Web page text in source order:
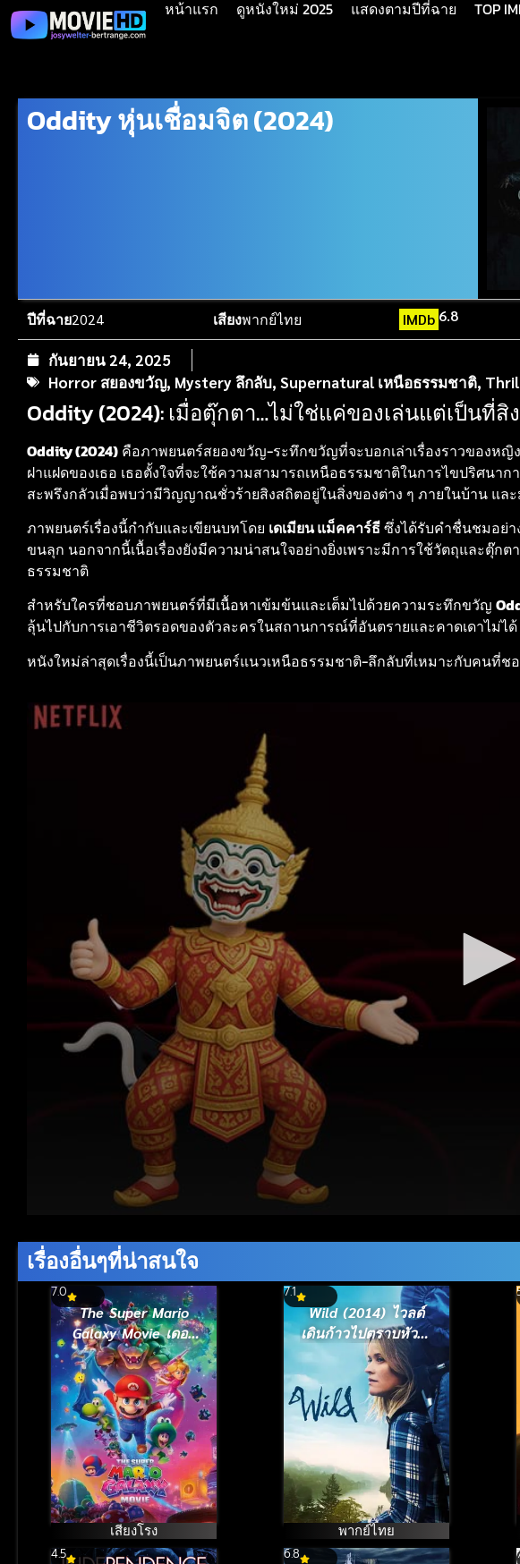
หน้าแรก ดูหนังใหม่ 2025 แสดงตามปีที่ฉาย TOP
Oddity หุ่นเชื่อมจิต (2024)
ปีที่ฉาย2024 เสียงพากย์ไทย IMDb6.8
กันยายน 24, 2025
Horror สยองขวัญ, Mystery ลึกลับ, Supernatural เหนือธรรมชาติ,
Oddity (2024): เมื่อตุ๊กตา…ไม่ใช่แค่ของเล่นแต่เป็นที่
Oddity (2024) คือภาพยนตร์สยองขวัญ-ระทึกขวัญที่จะบอกเล่าเรื่องราวของห
ฝาแฝดของเธอ เธอตั้งใจที่จะใช้ความสามารถเหนือธรรมชาติในการไขปริศน
สะพรึงกลัวเมื่อพบว่ามีวิญญาณชั่วร้ายสิงสถิตอยู่ในสิ่งของต่าง ๆ ภายในบ้าน แล
ภาพยนตร์เรื่องนี้กำกับและเขียนบทโดย เดเมียน แม็คคาร์ธีซึ่งได้รับคำชื่นชมอย่
ขนลุก นอกจากนี้เนื้อเรื่องยังมีความน่าสนใจอย่างยิ่งเพราะมีการใช้วัตถุและตุ๊ก
ธรรมชาติ
สำหรับใครที่ชอบภาพยนตร์ที่มีเนื้อหาเข้มข้นและเต็มไปด้วยความระทึกขวัญ
ลุ้นไปกับการเอาชีวิตรอดของตัวละครในสถานการณ์ที่อันตรายและคาดเดาไม่ได้
หนังใหม่ล่าสุดเรื่องนี้เป็นภาพยนตร์แนวเหนือธรรมชาติ-ลึกลับที่เหมาะกับคนที่
เรื่องอื่นๆที่น่าสนใจ
7.0
The Super Mario
Galaxy Movie เดอะ
ซูเปอร์ มาริโอ กา
แล็คซี่ มูฟวี่ (2026)
เสียงโรง
7.1
Wild (2014) ไวลด์
เดินก้าวไปตราบหัวใจ
ไม่ล้ม
พากย์ไทย
4.5 6.8